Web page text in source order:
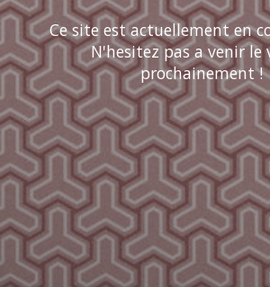
Ce site est actuellement en
N'hesitez pas a venir le
prochainement !